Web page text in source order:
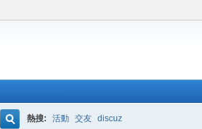
熱搜: 活動 交友 discuz